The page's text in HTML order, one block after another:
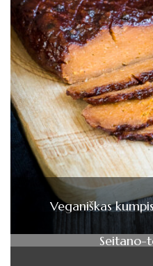
Veganiškas
Seitano-